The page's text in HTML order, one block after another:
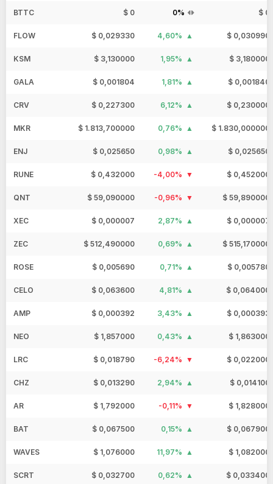
BTTC $ 0 0% $ 0
FLOW $ 0,029330 4,60% $ 0,030990
KSM $ 3,130000 1,95% $ 3,180000
GALA $ 0,001804 1,81% $ 0,001840
CRV $ 0,227300 6,12% $ 0,230000
MKR $ 1.813,700000 0,76% $ 1.830,000000
ENJ $ 0,025650 0,98% $ 0,025650
RUNE $ 0,432000 -4,00% $ 0,452000
QNT $ 59,090000 -0,96% $ 59,890000
XEC $ 0,000007 2,87% $ 0,000007
ZEC $ 512,490000 0,69% $ 515,170000
ROSE $ 0,005690 0,71% $ 0,005780
CELO $ 0,063600 4,81% $ 0,064000
AMP $ 0,000392 3,43% $ 0,000393
NEO $ 1,857000 0,43% $ 1,863000
LRC $ 0,018790 -6,24% $ 0,022000
CHZ $ 0,013290 2,94% $ 0,014100
AR $ 1,792000 -0,11% $ 1,828000
BAT $ 0,067500 0,15% $ 0,067900
WAVES $ 1,076000 11,97% $ 1,082000
SCRT $ 0,032700 0,62% $ 0,033400